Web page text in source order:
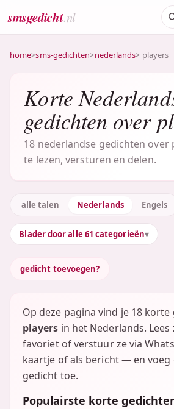
smsgedicht.nl
home>sms-gedichten>nederlands> players
Korte
gedichten over
18 nederlandse gedichten
te lezen, versturen en delen.
alle talen Nederlands Engels
Blader door alle 61 categorieën
gedicht toevoegen?
Op deze pagina vind je 18
players in het Nederlands. Lees
favoriet of verstuur ze via
kaartje of als bericht — en voeg
gedicht toe.
Populairste korte